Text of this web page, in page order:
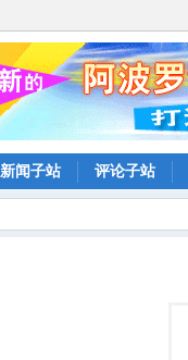
新闻子站 评论子站